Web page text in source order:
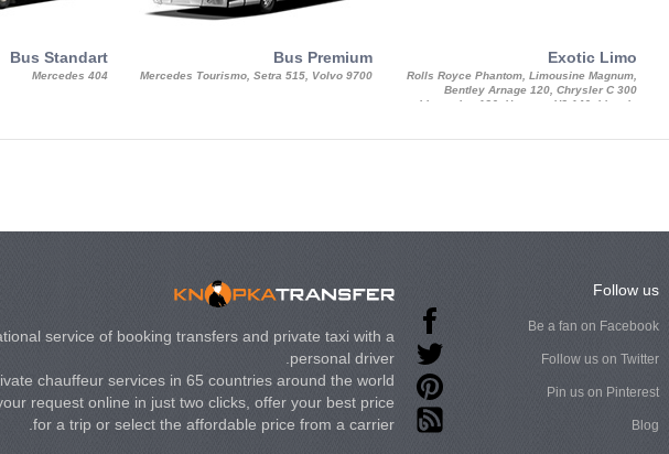
Bus Standart
Mercedes 404
Bus Premium
Mercedes Tourismo, Setra 515, Volvo 9700
Exotic Limo
Rolls Royce Phantom, Limousine Magnum,
Bentley Arnage 120, Chrysler C 300
Limousine 130, Hummer H3 140, Lincoln
service of booking transfers and private taxi with a
personal driver.
chauffeur services in 65 countries around the world.
request online in just two clicks, offer your best price
for a trip or select the affordable price from a carrier.
Follow us
Be a fan on Facebook
Follow us on Twitter
Pin us on Pinterest
Blog